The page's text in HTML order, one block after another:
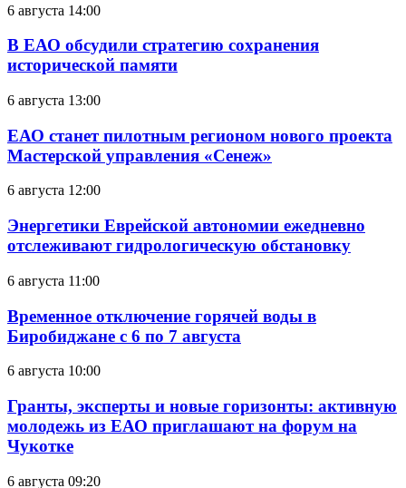
6 августа 14:00
В ЕАО обсудили стратегию сохранения
исторической памяти
6 августа 13:00
ЕАО станет пилотным регионом нового проекта
Мастерской управления «Сенеж»
6 августа 12:00
Энергетики Еврейской автономии ежедневно
отслеживают гидрологическую обстановку
6 августа 11:00
Временное отключение горячей воды в
Биробиджане с 6 по 7 августа
6 августа 10:00
Гранты, эксперты и новые горизонты: активную
молодежь из ЕАО приглашают на форум на
Чукотке
6 августа 09:20